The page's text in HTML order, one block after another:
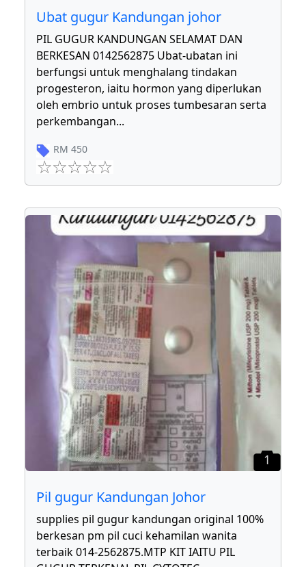
Ubat gugur Kandungan johor
PIL GUGUR KANDUNGAN SELAMAT DAN
BERKESAN 0142562875 Ubat-ubatan ini
berfungsi untuk menghalang tindakan
progesteron, iaitu hormon yang diperlukan
oleh embrio untuk proses tumbesaran serta
perkembangan...
RM 450
1
Pil gugur Kandungan Johor
supplies pil gugur kandungan original 100%
berkesan pm pil cuci kehamilan wanita
terbaik 014-2562875.MTP KIT IAITU PIL